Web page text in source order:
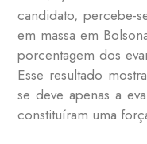
candidato, percebe-
em massa em
porcentagem dos
Esse resultado
se deve apenas a
constituíram uma